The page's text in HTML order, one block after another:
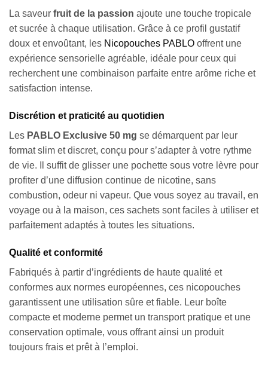
La saveur fruit de la passion ajoute une touche tropicale
et sucrée à chaque utilisation. Grâce à ce profil gustatif
doux et envoûtant, les Nicopouches PABLO offrent une
expérience sensorielle agréable, idéale pour ceux qui
recherchent une combinaison parfaite entre arôme riche et
satisfaction intense.
Discrétion et praticité au quotidien
Les PABLO Exclusive 50 mg se démarquent par leur
format slim et discret, conçu pour s’adapter à votre rythme
de vie. Il suffit de glisser une pochette sous votre lèvre pour
profiter d’une diffusion continue de nicotine, sans
combustion, odeur ni vapeur. Que vous soyez au travail, en
voyage ou à la maison, ces sachets sont faciles à utiliser et
parfaitement adaptés à toutes les situations.
Qualité et conformité
Fabriqués à partir d’ingrédients de haute qualité et
conformes aux normes européennes, ces nicopouches
garantissent une utilisation sûre et fiable. Leur boîte
compacte et moderne permet un transport pratique et une
conservation optimale, vous offrant ainsi un produit
toujours frais et prêt à l’emploi.